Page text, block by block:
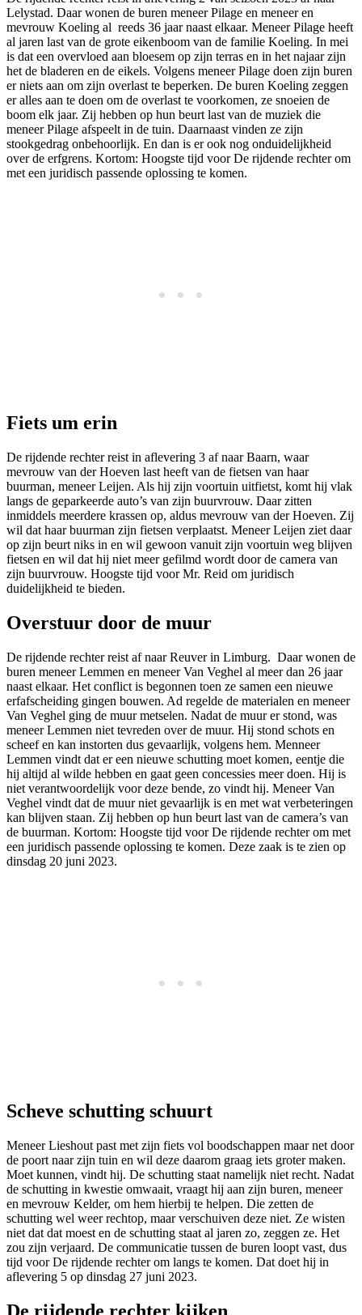
Lelystad. Daar wonen de buren meneer Pilage en meneer en
mevrouw Koeling al reeds 36 jaar naast elkaar. Meneer Pilage heeft
al jaren last van de grote eikenboom van de familie Koeling. In mei
is dat een overvloed aan bloesem op zijn terras en in het najaar zijn
het de bladeren en de eikels. Volgens meneer Pilage doen zijn buren
er niets aan om zijn overlast te beperken. De buren Koeling zeggen
er alles aan te doen om de overlast te voorkomen, ze snoeien de
boom elk jaar. Zij hebben op hun beurt last van de muziek die
meneer Pilage afspeelt in de tuin. Daarnaast vinden ze zijn
stookgedrag onbehoorlijk. En dan is er ook nog onduidelijkheid
over de erfgrens. Kortom: Hoogste tijd voor De rijdende rechter om
met een juridisch passende oplossing te komen.
Fiets um erin
De rijdende rechter reist in aflevering 3 af naar Baarn, waar
mevrouw van der Hoeven last heeft van de fietsen van haar
buurman, meneer Leijen. Als hij zijn voortuin uitfietst, komt hij vlak
langs de geparkeerde auto’s van zijn buurvrouw. Daar zitten
inmiddels meerdere krassen op, aldus mevrouw van der Hoeven. Zij
wil dat haar buurman zijn fietsen verplaatst. Meneer Leijen ziet daar
op zijn beurt niks in en wil gewoon vanuit zijn voortuin weg blijven
fietsen en wil dat hij niet meer gefilmd wordt door de camera van
zijn buurvrouw. Hoogste tijd voor Mr. Reid om juridisch
duidelijkheid te bieden.
Overstuur door de muur
De rijdende rechter reist af naar Reuver in Limburg. Daar wonen de
buren meneer Lemmen en meneer Van Veghel al meer dan 26 jaar
naast elkaar. Het conflict is begonnen toen ze samen een nieuwe
erfafscheiding gingen bouwen. Ad regelde de materialen en meneer
Van Veghel ging de muur metselen. Nadat de muur er stond, was
meneer Lemmen niet tevreden over de muur. Hij stond schots en
scheef en kan instorten dus gevaarlijk, volgens hem. Menneer
Lemmen vindt dat er een nieuwe schutting moet komen, eentje die
hij altijd al wilde hebben en gaat geen concessies meer doen. Hij is
niet verantwoordelijk voor deze bende, zo vindt hij. Meneer Van
Veghel vindt dat de muur niet gevaarlijk is en met wat verbeteringen
kan blijven staan. Zij hebben op hun beurt last van de camera’s van
de buurman. Kortom: Hoogste tijd voor De rijdende rechter om met
een juridisch passende oplossing te komen. Deze zaak is te zien op
dinsdag 20 juni 2023.
Scheve schutting schuurt
Meneer Lieshout past met zijn fiets vol boodschappen maar net door
de poort naar zijn tuin en wil deze daarom graag iets groter maken.
Moet kunnen, vindt hij. De schutting staat namelijk niet recht. Nadat
de schutting in kwestie omwaait, vraagt hij aan zijn buren, meneer
en mevrouw Kelder, om hem hierbij te helpen. Die zetten de
schutting wel weer rechtop, maar verschuiven deze niet. Ze wisten
niet dat dat moest en de schutting staat al jaren zo, zeggen ze. Het
zou zijn verjaard. De communicatie tussen de buren loopt vast, dus
tijd voor De rijdende rechter om langs te komen. Dat doet hij in
aflevering 5 op dinsdag 27 juni 2023.
De rijdende rechter kijken